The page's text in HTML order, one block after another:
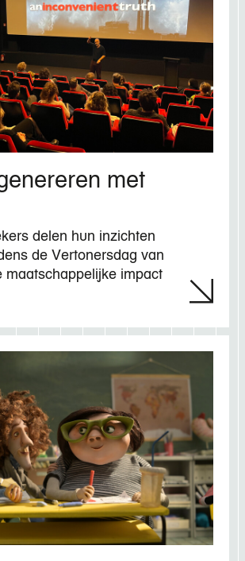
met
delen hun inzichten
de Vertonersdag van
impact